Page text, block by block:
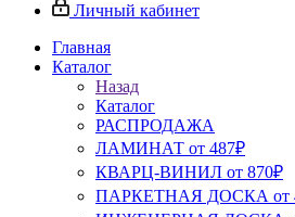
Личный кабинет
Главная
Каталог
Назад
Каталог
РАСПРОДАЖА
ЛАМИНАТ от 487₽
КВАРЦ-ВИНИЛ от 870₽
ПАРКЕТНАЯ ДОСКА от